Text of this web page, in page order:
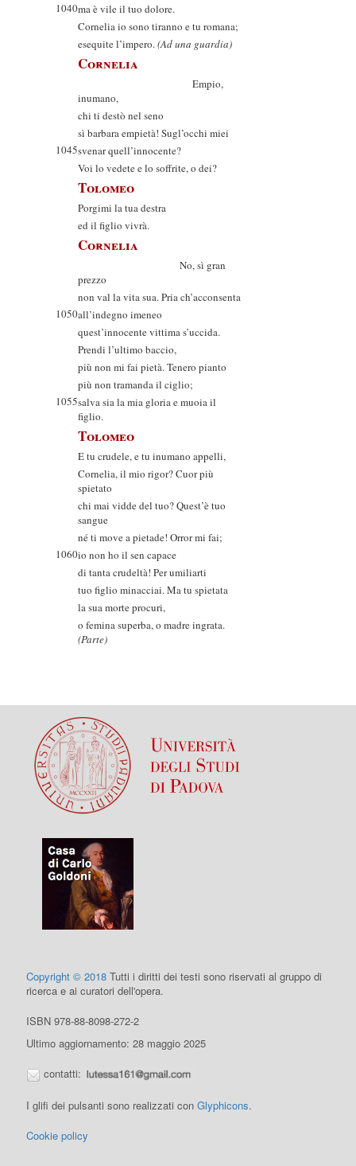
1040ma è vile il tuo dolore.
Cornelia io sono tiranno e tu romana;
esequite l’impero.(Ad una guardia)
Cornelia
Empio,
inumano,
chi ti destò nel seno
sì barbara empietà! Sugl’occhi miei
1045svenar quell’innocente?
Voi lo vedete e lo soffrite, o dei?
Tolomeo
Porgimi la tua destra
ed il figlio vivrà.
Cornelia
No, sì gran
prezzo
non val la vita sua. Pria ch’acconsenta
1050all’indegno imeneo
quest’innocente vittima s’uccida.
Prendi l’ultimo baccio,
più non mi fai pietà. Tenero pianto
più non tramanda il ciglio;
1055salva sia la mia gloria e muoia il
figlio.
Tolomeo
E tu crudele, e tu inumano appelli,
Cornelia, il mio rigor? Cuor più
spietato
chi mai vidde del tuo? Quest’è tuo
sangue
né ti move a pietade! Orror mi fai;
1060io non ho il sen capace
di tanta crudeltà! Per umiliarti
tuo figlio minacciai. Ma tu spietata
la sua morte procuri,
o femina superba, o madre ingrata.
(Parte)
Copyright © 2018 Tutti i diritti dei testi sono riservati al gruppo di
ricerca e ai curatori dell'opera.
ISBN 978-88-8098-272-2
Ultimo aggiornamento: 28 maggio 2025
contatti:
I glifi dei pulsanti sono realizzati conGlyphicons.
Cookie policy